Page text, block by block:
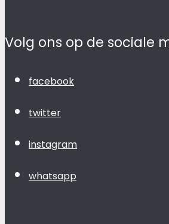
Volg ons op de sociale
facebook
twitter
instagram
whatsapp